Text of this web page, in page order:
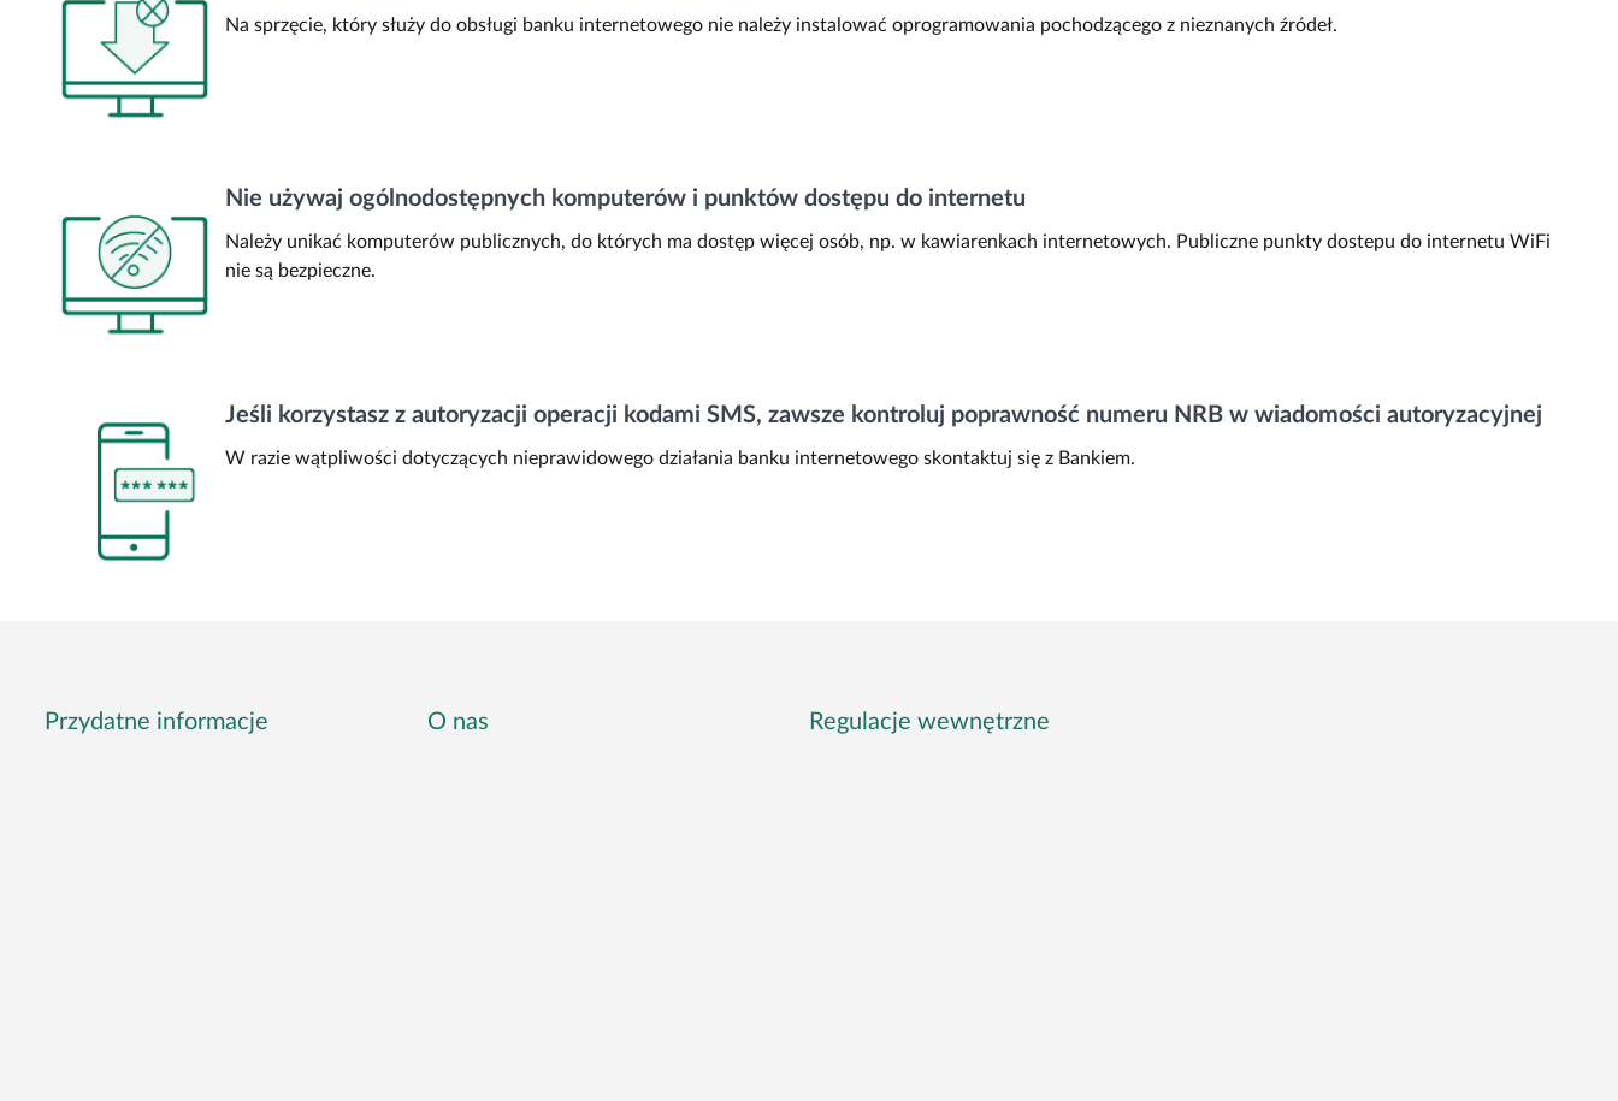
Na sprzęcie, który służy do obsługi banku internetowego nie należy instalować oprogramowania pochodzącego z nieznanych źródeł.
Nie używaj ogólnodostępnych komputerów i punktów dostępu do internetu
Należy unikać komputerów publicznych, do których ma dostęp więcej osób, np. w kawiarenkach internetowych. Publiczne punkty dostepu do internetu WiFi
nie są bezpieczne.
Jeśli korzystasz z autoryzacji operacji kodami SMS, zawsze kontroluj poprawność numeru NRB w wiadomości autoryzacyjnej
W razie wątpliwości dotyczących nieprawidowego działania banku internetowego skontaktuj się z Bankiem.
Przydatne informacje O nas Regulacje wewnętrzne